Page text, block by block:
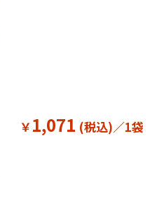
￥ 1,071